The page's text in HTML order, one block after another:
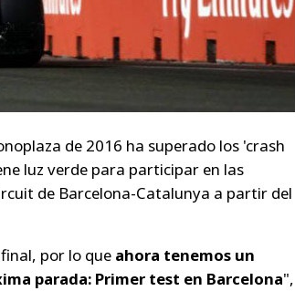
de 2016 ha superado los 'crash
luz verde para participar en las
de Barcelona-Catalunya a partir del
por lo que ahora tenemos un
parada: Primer test en Barcelona",